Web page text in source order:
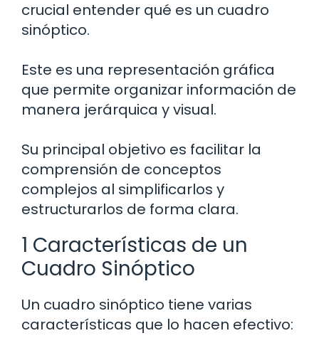
crucial entender qué es un cuadro
sinóptico.
Este es una representación gráfica
que permite organizar información de
manera jerárquica y visual.
Su principal objetivo es facilitar la
comprensión de conceptos
complejos al simplificarlos y
estructurarlos de forma clara.
1 Características de un
Cuadro Sinóptico
Un cuadro sinóptico tiene varias
características que lo hacen efectivo: